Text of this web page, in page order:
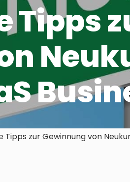
Tipps
zur Gewinnung von